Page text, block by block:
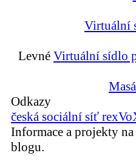
Virtuální
Levné Virtuální sídlo
Odkazy
česká sociální síť
Informace a projekty na
blogu.